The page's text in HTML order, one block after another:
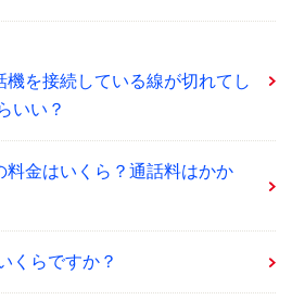
機を接続している線が切れてし
いい？
料金はいくら？通話料はかか
くらですか？